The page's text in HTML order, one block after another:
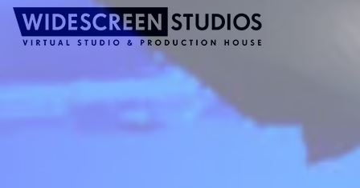
Widescreen Studios